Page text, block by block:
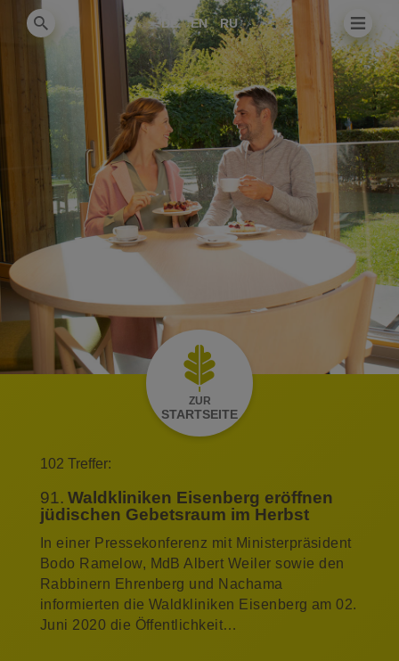
DE EN RU
ZUR
STARTSEITE
102 Treffer:
91. Waldkliniken Eisenberg eröffnen
jüdischen Gebetsraum im Herbst
In einer Pressekonferenz mit Ministerpräsident
Bodo Ramelow, MdB Albert Weiler sowie den
Rabbinern Ehrenberg und Nachama
informierten die Waldkliniken Eisenberg am 02.
Juni 2020 die Öffentlichkeit…